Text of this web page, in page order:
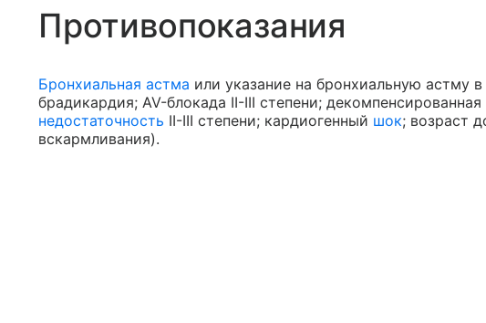
Противопоказания
Бронхиальная астма или указание на бронхиальную астму
брадикардия; AV-блокада II-III степени; декомпенсированная
недостаточность II-III степени; кардиогенный шок; возраст
вскармливания).